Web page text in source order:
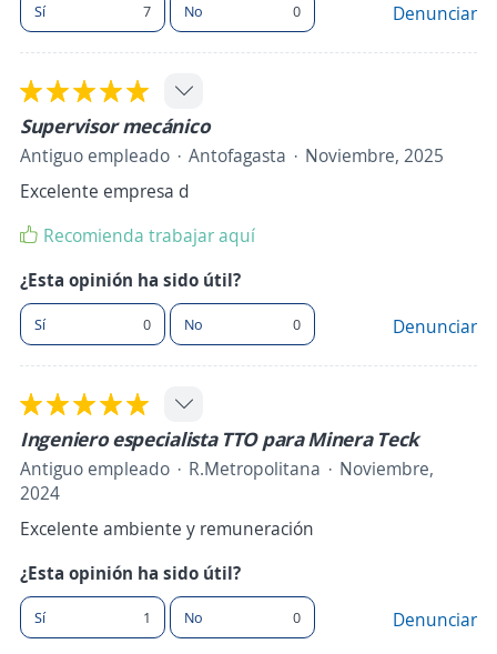
Sí 7 No 0 Denunciar
Supervisor mecánico
Antiguo empleado Antofagasta
Noviembre, 2025
Excelente empresa d
Recomienda trabajar aquí
¿Esta opinión ha sido útil?
Sí 0 No 0 Denunciar
Ingeniero especialista TTO para Minera Teck
Antiguo empleado R.Metropolitana
Noviembre,
2024
Excelente ambiente y remuneración
¿Esta opinión ha sido útil?
Sí 1 No 0 Denunciar